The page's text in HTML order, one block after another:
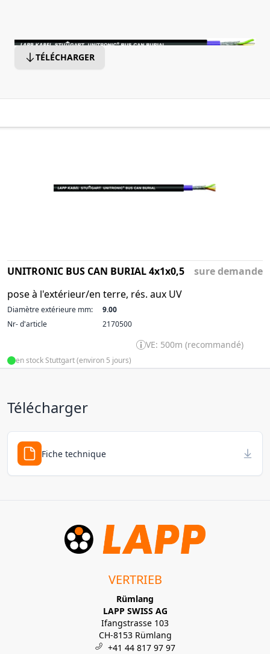
TÉLÉCHARGER
UNITRONIC BUS CAN BURIAL 4x1x0,5
pose à l'extérieur/en terre, rés. aux UV
sure demande
Diamètre extérieure mm:
9.00
Nr- d'article
2170500
VE: 500m (recommandé)
en stock Stuttgart (environ 5 jours)
Télécharger
Fiche technique
VERTRIEB
Rümlang
LAPP SWISS AG
Ifangstrasse 103
CH-8153 Rümlang
+41 44 817 97 97